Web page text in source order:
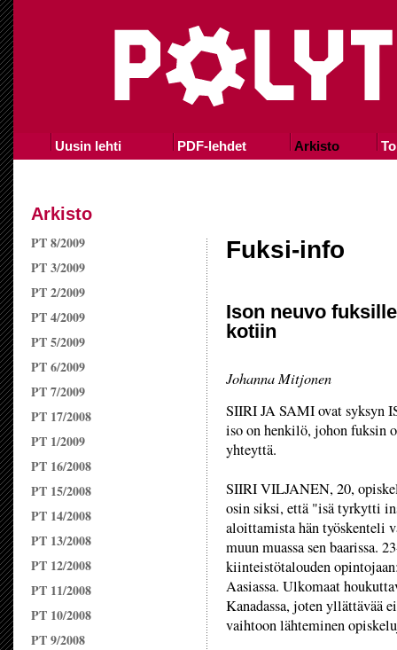
Uusin lehti PDF-lehdet Arkisto
Arkisto
PT 8/2009
PT 3/2009
PT 2/2009
PT 4/2009
PT 5/2009
PT 6/2009
PT 7/2009
PT 17/2008
PT 1/2009
PT 16/2008
PT 15/2008
PT 14/2008
PT 13/2008
PT 12/2008
PT 11/2008
PT 10/2008
PT 9/2008
Fuksi-info
Ison neuvo
kotiin
Johanna Mitjonen
SIIRI JA SAMI ovat syksyn
iso on henkilö, johon fuksin
yhteyttä.
SIIRI VILJANEN, 20,
osin siksi, että "isä tyrkytti
aloittamista hän työskenteli
muun muassa sen baarissa.
kiinteistötalouden
Aasiassa. Ulkomaat
Kanadassa, joten yllättävää
vaihtoon lähteminen